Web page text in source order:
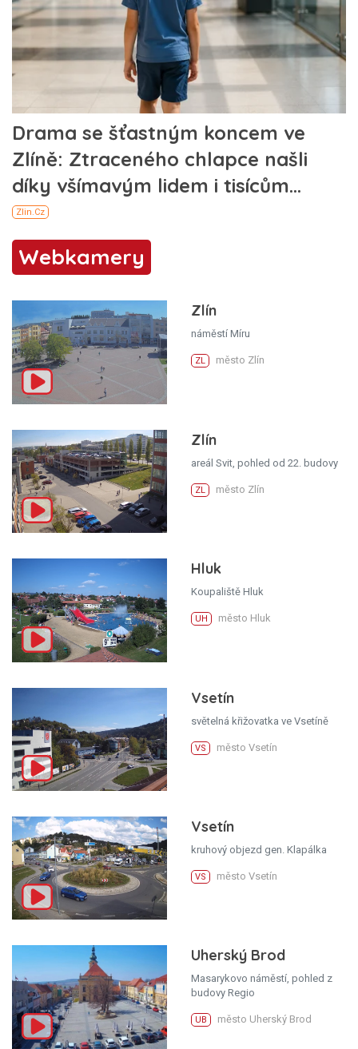
Webkamery
Zlín
náměstí Míru
ZL město Zlín
Zlín
areál Svit, pohled od 22. budovy
ZL město Zlín
Hluk
Koupaliště Hluk
UH město Hluk
Vsetín
světelná křižovatka ve Vsetíně
VS město Vsetín
Vsetín
kruhový objezd gen. Klapálka
VS město Vsetín
Uherský Brod
Masarykovo náměstí, pohled z
budovy Regio
UB město Uherský Brod